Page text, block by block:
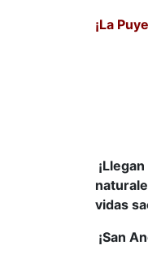
¡La
vidas
¡San